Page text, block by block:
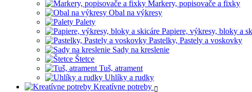
Markery, popisovače a fixky
Obal na výkresy
Palety
Papiere, výkresy, bloky a
Pastelky, Pastely a voskovky
Sady na kreslenie
Štetce
Tuš, atrament
Uhlíky a rudky
Kreatívne potreby